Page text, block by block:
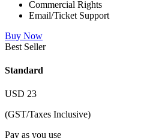
Commercial Rights
Email/Ticket Support
Buy Now
Best Seller
Standard
USD 23
(GST/Taxes Inclusive)
Pay as you use